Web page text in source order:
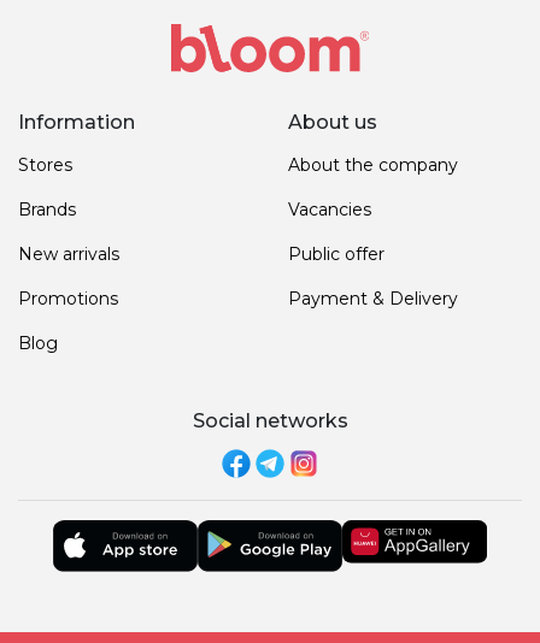
Information
Stores
Brands
New arrivals
Promotions
Blog
About us
About the company
Vacancies
Public offer
Payment & Delivery
Social networks